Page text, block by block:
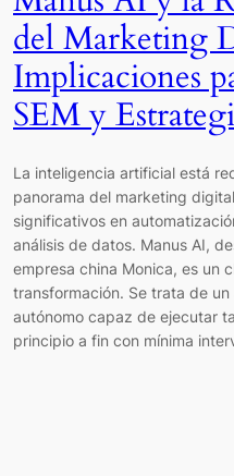
del Marketing
Implicaciones
SEM y
La inteligencia artificial está
panorama del marketing
significativos en
análisis de datos. Manus AI,
empresa china Monica, es un
transformación. Se trata de
autónomo capaz de ejecutar
principio a fin con mínima